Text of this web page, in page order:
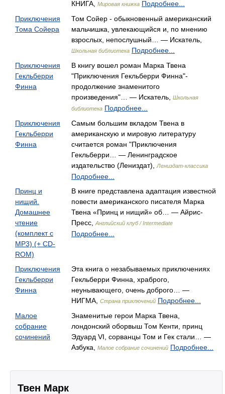
КНИГА,
Мировая книжка Подробнее...
Приключения
Тома Сойера
Том Сойер - обыкновенный американский
мальчишка, увлекающийся и, по мнению
взрослых, непослушный… — Искатель,
Школьная библиотека Подробнее...
Приключения
Гекльберри
Финна
В книгу вошел роман Марка Твена
"Приключения Гекльберри Финна"-
продолжение знаменитого
произведения"… — Искатель,
Школьная
библиотека Подробнее...
Приключения
Гекльберри
Финна
Самым большим вкладом Твена в
американскую и мировую литературу
считается роман "Приключения
Гекльберри… — Ленинградское
издательство (Лениздат),
Лениздат-классика
Подробнее...
Принц и
нищий.
Домашнее
чтение
(комплект с
MP3) (+ CD-
ROM)
В книге представлена адаптация известной
повести американского писателя Марка
Твена «Принц и нищий» об… — Айрис-
Пресс,
Английский клуб / Intermediate
Подробнее...
Приключения
Гекльберри
Финна
Эта книга о незабываемых приключениях
Гекльберри Финна, храброго,
неунывающего, очень доброго… —
НИГМА,
Страна приключений Подробнее...
Малое
собрание
сочинений
Знаменитые герои Марка Твена,
лондонский оборвыш Том Кенти, принц
Эдуард VI, сорванцы Том и Гек стали… —
Азбука,
Малое собрание сочинений Подробнее...
Твен Марк